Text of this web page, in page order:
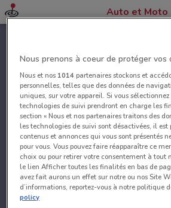
Auto et Moto
Nous prenons à coeur de protéger vos
Nous et nos 1014partenaires stockons et
personnelles, telles que des données de
uniques, sur votre appareil. Si vous sélectionnez
technologies de suivi prendront en charge les
section « Nous et nos partenaires traitons des
les technologies de suivi sont désactivées, il est
contenus et annonces qui vous sont présentés
pour vous. Vous pouvez faire réapparaître ce
choix ou pour retirer votre consentement à
le lien Afficher toutes les finalités en bas de
avez fait aurons un effet sur notre ou nos Site
d’informations, reportez-vous à notre politique
policy